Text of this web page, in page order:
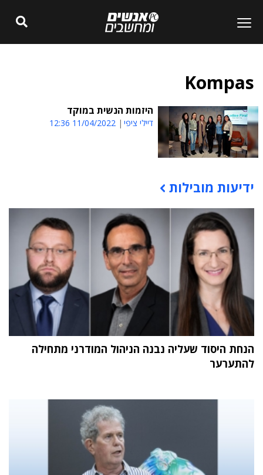
Kompas
היזמות הנשית במוקד
דיילי ציפי 11/04/2022 12:36
תוכן פרסומי
ידיעות מובילות
הנחת היסוד שעליה נבנה הניהול המודרני מתחילה
להתערער